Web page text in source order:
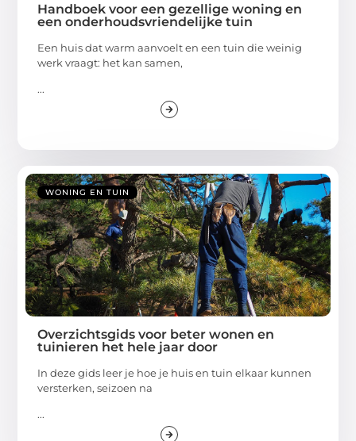
Handboek voor een gezellige woning en
een onderhoudsvriendelijke tuin
Een huis dat warm aanvoelt en een tuin die weinig
werk vraagt: het kan samen,
...
WONING EN TUIN
Overzichtsgids voor beter wonen en
tuinieren het hele jaar door
In deze gids leer je hoe je huis en tuin elkaar kunnen
versterken, seizoen na
...